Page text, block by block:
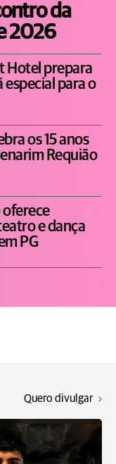
da
2026
Hotel prepara
especial para o
os 15 anos
Requião
e dança
PG
Quero divulgar